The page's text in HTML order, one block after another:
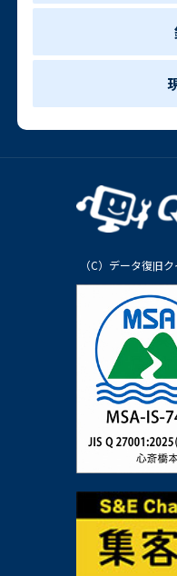
（C）データ復旧